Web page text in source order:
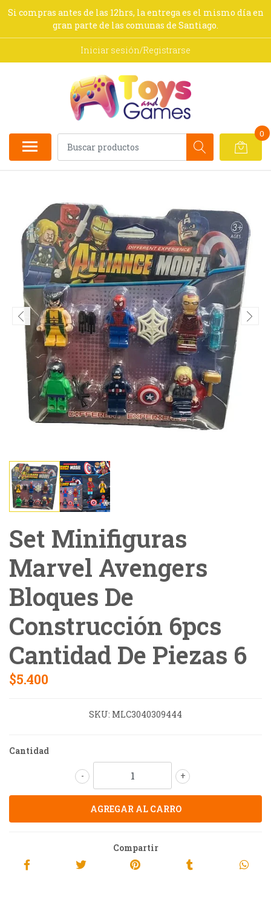
Si compras antes de las 12hrs, la entrega es el mismo día en
gran parte de las comunas de Santiago.
Iniciar sesión/Registrarse
0
Set Minifiguras
Marvel Avengers
Bloques De
Construcción 6pcs
Cantidad De Piezas 6
$5.400
SKU: MLC3040309444
Cantidad
+
-
Compartir